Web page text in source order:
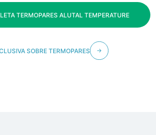
TERMOPARES ALUTAL TEMPERATURE
SOBRE TERMOPARES